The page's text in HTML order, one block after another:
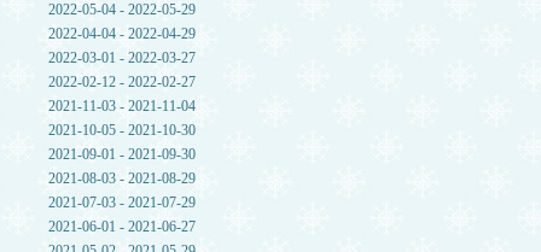
2022-05-04 - 2022-05-29
2022-04-04 - 2022-04-29
2022-03-01 - 2022-03-27
2022-02-12 - 2022-02-27
2021-11-03 - 2021-11-04
2021-10-05 - 2021-10-30
2021-09-01 - 2021-09-30
2021-08-03 - 2021-08-29
2021-07-03 - 2021-07-29
2021-06-01 - 2021-06-27